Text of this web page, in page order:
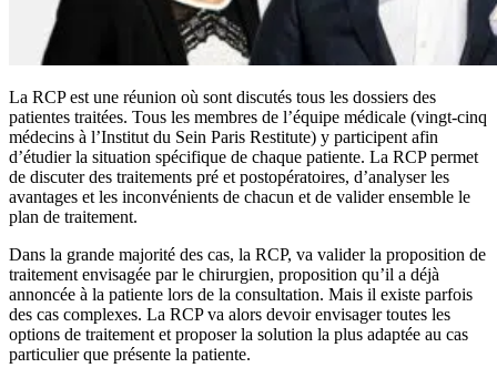
La RCP est une réunion où sont discutés tous les dossiers des
patientes traitées. Tous les membres de l’équipe médicale (vingt-cinq
médecins à l’Institut du Sein Paris Restitute) y participent afin
d’étudier la situation spécifique de chaque patiente. La RCP permet
de discuter des traitements pré et postopératoires, d’analyser les
avantages et les inconvénients de chacun et de valider ensemble le
plan de traitement.
Dans la grande majorité des cas, la RCP, va valider la proposition de
traitement envisagée par le chirurgien, proposition qu’il a déjà
annoncée à la patiente lors de la consultation. Mais il existe parfois
des cas complexes. La RCP va alors devoir envisager toutes les
options de traitement et proposer la solution la plus adaptée au cas
particulier que présente la patiente.